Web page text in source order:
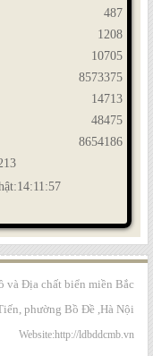
487
1208
10705
8573375
14713
48475
8654186
và Địa chất biển miền Bắc
phường Bồ Đề ,Hà Nội
Website:http://ldbddcmb.vn